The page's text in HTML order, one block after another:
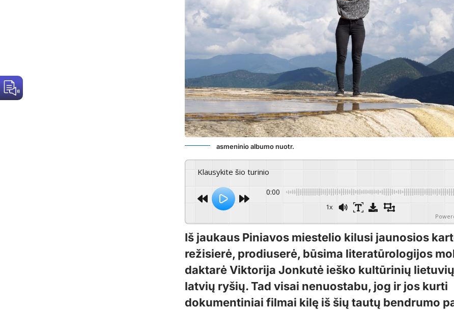
asmeninio albumo nuotr.
Klausykite šio turinio
0:00
1x
Iš jaukaus Piniavos miestelio kilusi jaunosios
režisierė, prodiuserė, būsima literatūrologijos
daktarė Viktorija Jonkutė ieško kultūrinių
latvių ryšių. Tad visai nenuostabu, jog ir jos kurti
dokumentiniai filmai kilę iš šių tautų bendrumo